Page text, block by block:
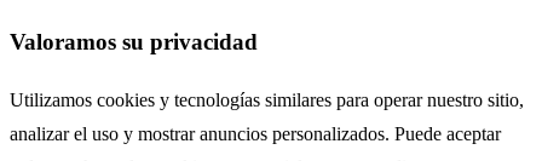
Valoramos su privacidad
Utilizamos cookies y tecnologías similares para operar nuestro sitio,
analizar el uso y mostrar anuncios personalizados. Puede aceptar